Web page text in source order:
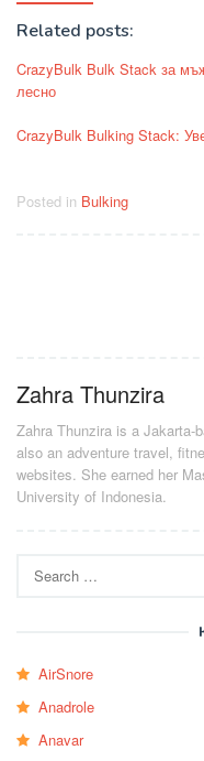
Related posts:
CrazyBulk Bulk Stack за
лесно
CrazyBulk Bulking Stack:
Posted in Bulking
Zahra Thunzira
Zahra Thunzira is a Jakarta-
also an adventure travel,
websites. She earned her
University of Indonesia.
for:
AirSnore
Anadrole
Anavar